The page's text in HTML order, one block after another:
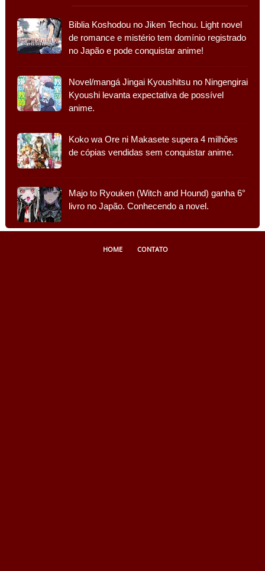
Biblia Koshodou no Jiken Techou. Light novel
de romance e mistério tem domínio registrado
no Japão e pode conquistar anime!
Novel/mangá Jingai Kyoushitsu no Ningengirai
Kyoushi levanta expectativa de possível
anime.
Koko wa Ore ni Makasete supera 4 milhões
de cópias vendidas sem conquistar anime.
Majo to Ryouken (Witch and Hound) ganha 6°
livro no Japão. Conhecendo a novel.
HOME CONTATO